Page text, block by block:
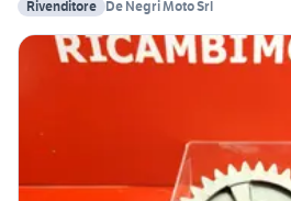
Rivenditore De Negri Moto Srl